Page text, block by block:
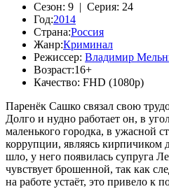
Сезон: 9 | Серия: 24
Год:2014
Страна:Россия
Жанр:Криминал
Режиссер: Владимир
Возраст:16+
Качество: FHD (1080p)
Паренёк Сашко связал свою
Долго и нудно работает он, в
маленького городка, в ужасной
коррупции, являясь кирпичиком
шло, у него появилась супруга
чувствует брошенной, так как
на работе устаёт, это привело к